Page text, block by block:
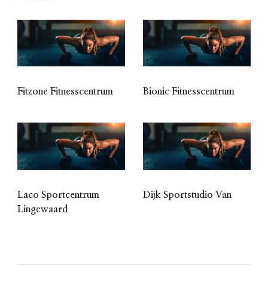
Fitzone Fitnesscentrum Bionic Fitnesscentrum
Laco Sportcentrum
Lingewaard
Dijk Sportstudio Van